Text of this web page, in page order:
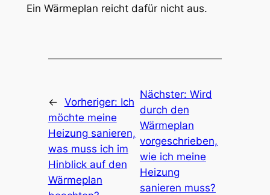
Ein Wärmeplan reicht dafür nicht aus.
← Vorheriger: Ich
möchte meine
Heizung sanieren,
was muss ich im
Hinblick auf den
Wärmeplan
Nächster: Wird
durch den
Wärmeplan
vorgeschrieben,
wie ich meine
Heizung
sanieren muss?